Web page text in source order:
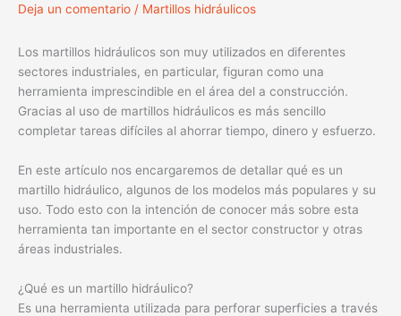
Deja un comentario / Martillos hidráulicos
Los martillos hidráulicos son muy utilizados en diferentes
sectores industriales, en particular, figuran como una
herramienta imprescindible en el área del a construcción.
Gracias al uso de martillos hidráulicos es más sencillo
completar tareas difíciles al ahorrar tiempo, dinero y esfuerzo.
En este artículo nos encargaremos de detallar qué es un
martillo hidráulico, algunos de los modelos más populares y su
uso. Todo esto con la intención de conocer más sobre esta
herramienta tan importante en el sector constructor y otras
áreas industriales.
¿Qué es un martillo hidráulico?
Es una herramienta utilizada para perforar superficies a través